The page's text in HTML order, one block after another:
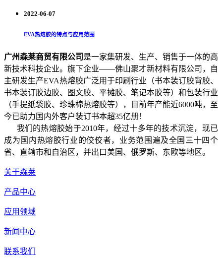
2022-06-07
EVA热熔胶的特点与应用范围
广州森莱商贸有限公司 是一家集研发、生产、销售于一体的高
新技术科技企业。旗下企业——佛山聚才新材料有限公司，自
主研发生产EVA热熔胶广泛用于印刷行业（书本装订胶背胶、
书本装订胶边胶、图文胶、平摊胶、笔记本胶等）和包装行业
（手提纸袋胶、珍珠棉热熔胶等），目前年产能近6000吨，至
今已助力国内外客户装订书本超35亿册！
我们的热熔胶始于2010年，经过十多年的技术沉淀，现已
成为国内热熔胶行业的佼佼者，业务范围遍及全国三十四个
省、直辖市和自治区，并出口美国、俄罗斯、东欧等地区。
关于森莱
产品中心
应用领域
新闻中心
联系我们